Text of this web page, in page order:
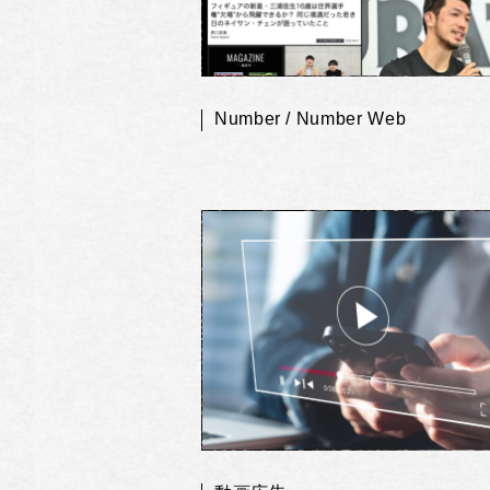
Number / Number Web